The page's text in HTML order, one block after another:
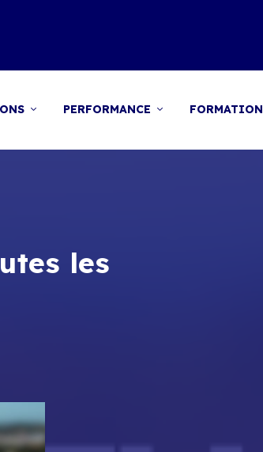
PERFORMANCE FORMATION
les